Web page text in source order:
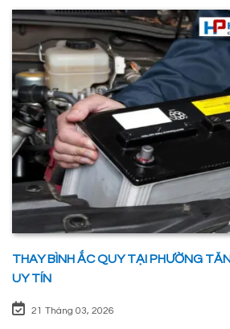
THAY BÌNH ẮC QUY TẠI PHƯỜNG
UY TÍN
21 Tháng 03, 2026